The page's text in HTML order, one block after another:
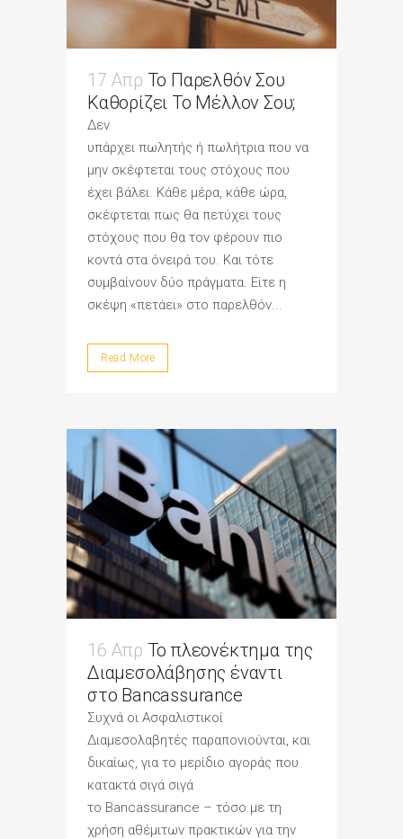
17 Απρ Το Παρελθόν Σου
Καθορίζει Το Μέλλον Σου;
Δεν
υπάρχει πωλητής ή πωλήτρια που να
μην σκέφτεται τους στόχους που
έχει βάλει. Κάθε μέρα, κάθε ώρα,
σκέφτεται πως θα πετύχει τους
στόχους που θα τον φέρουν πιο
κοντά στα όνειρά του. Και τότε
συμβαίνουν δύο πράγματα. Είτε η
σκέψη «πετάει» στο παρελθόν...
Read More
16 Απρ Το πλεονέκτημα της
Διαμεσολάβησης έναντι
στο Bancassurance
Συχνά οι Ασφαλιστικοί
Διαμεσολαβητές παραπονιούνται, και
δικαίως, για το μερίδιο αγοράς που
κατακτά σιγά σιγά
το Bancassurance – τόσο με τη
χρήση αθέμιτων πρακτικών για την